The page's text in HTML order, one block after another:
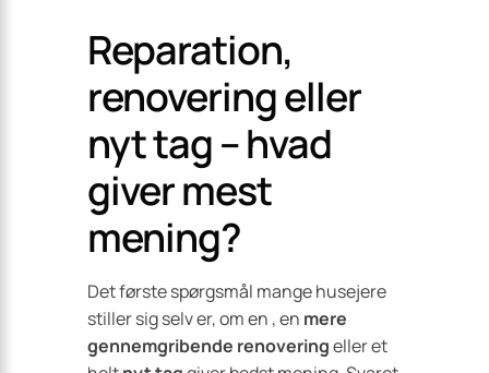
Reparation,
renovering eller
nyt tag – hvad
giver mest
mening?
Det første spørgsmål mange husejere
stiller sig selv er, om en , en mere
gennemgribende renoveringeller et